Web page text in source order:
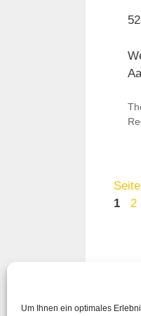
Um Ihnen ein optimales
Seite
1 2